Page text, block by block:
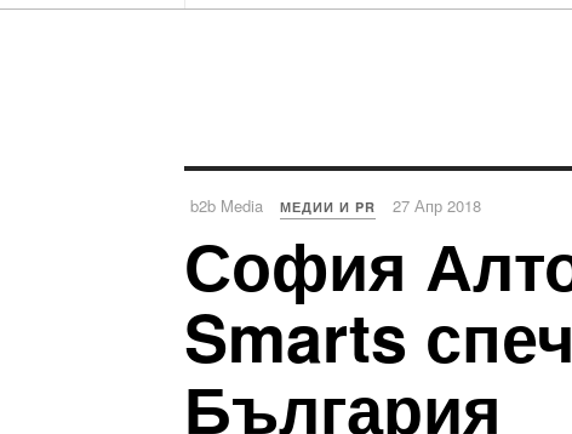
b2b Media МЕДИИ И PR 27 Апр 2018
София
Smarts
България